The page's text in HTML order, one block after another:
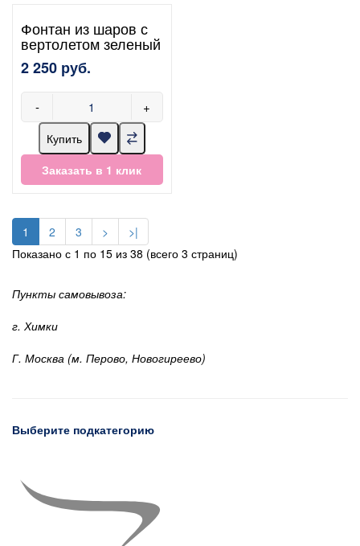
Фонтан из шаров с
вертолетом зеленый
2 250 руб.
- +
Купить
Заказать в 1 клик
1 2 3 >
>|
Показано с 1 по 15 из 38 (всего 3 страниц)
Пункты самовывоза:
г. Химки
Г. Москва (м. Перово, Новогиреево)
Выберите подкатегорию